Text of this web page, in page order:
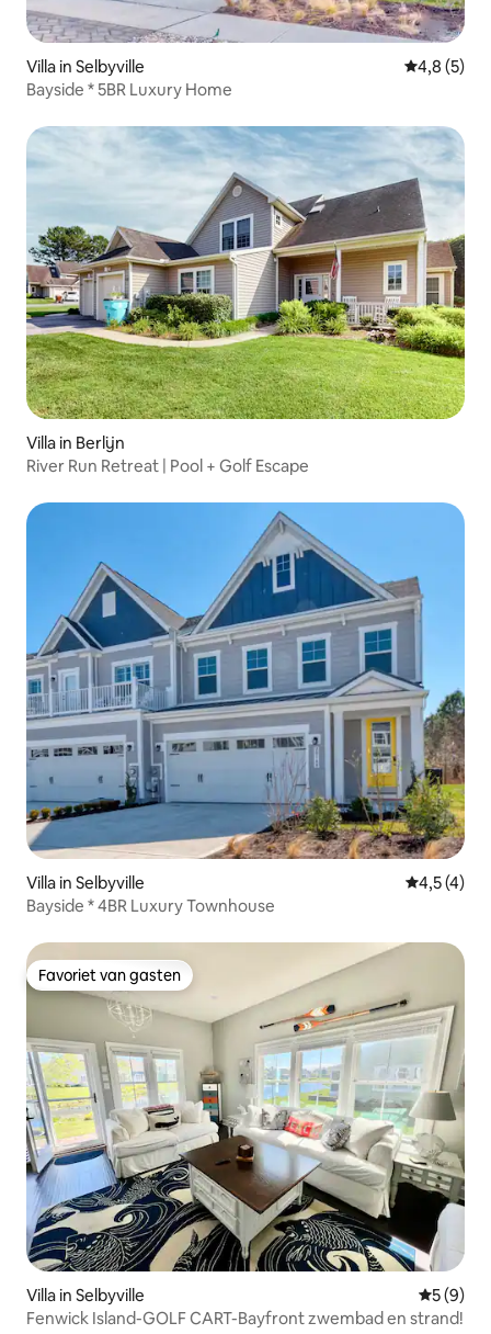
Villa in Selbyville
4,8 (5)
Bayside * 5BR Luxury Home
Villa in Berlijn
River Run Retreat | Pool + Golf Escape
Villa in Selbyville
4,5 (4)
Bayside * 4BR Luxury Townhouse
Favoriet van gasten
Favoriet van gasten
Villa in Selbyville
5 (9)
Fenwick Island-GOLF CART-Bayfront zwembad en strand!